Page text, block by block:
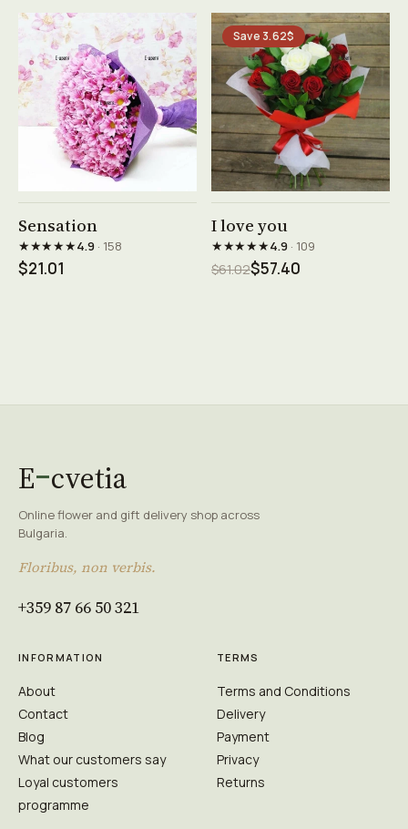
Sensation
★★★★★4.9· 158
$21.01
Save 3.62$
I love you
★★★★★4.9· 109
$61.02$57.40
E cvetia
Online flower and gift delivery shop across
Bulgaria.
Floribus, non verbis.
+359 87 66 50 321
INFORMATION
About
Contact
Blog
What our customers say
Loyal customers
programme
TERMS
Terms and Conditions
Delivery
Payment
Privacy
Returns